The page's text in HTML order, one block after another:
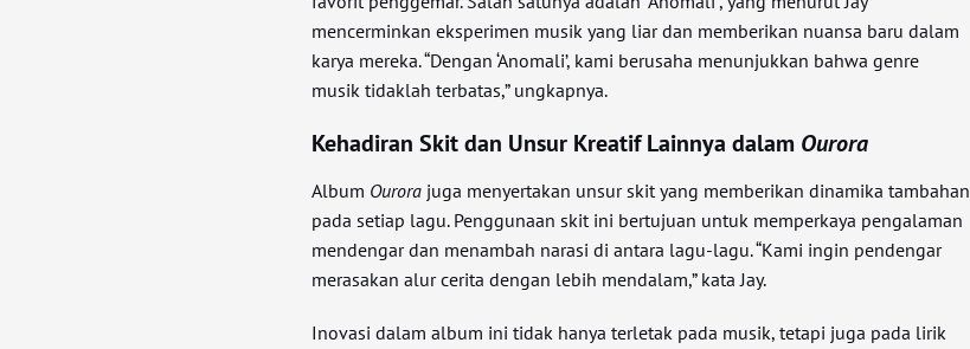
mencerminkan eksperimen musik yang liar dan memberikan nuansa baru dalam
karya mereka. “Dengan ‘Anomali’, kami berusaha menunjukkan bahwa genre
musik tidaklah terbatas,” ungkapnya.
Kehadiran Skit dan Unsur Kreatif Lainnya dalam Ourora
Album Ourora juga menyertakan unsur skit yang memberikan dinamika tambahan
pada setiap lagu. Penggunaan skit ini bertujuan untuk memperkaya pengalaman
mendengar dan menambah narasi di antara lagu-lagu. “Kami ingin pendengar
merasakan alur cerita dengan lebih mendalam,” kata Jay.
Inovasi dalam album ini tidak hanya terletak pada musik, tetapi juga pada lirik